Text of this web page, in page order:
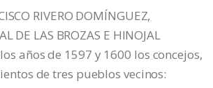
RIVERO DOMÍNGUEZ,
DE LAS BROZAS E HINOJAL
los años de 1597 y 1600 los concejos,
de tres pueblos vecinos: